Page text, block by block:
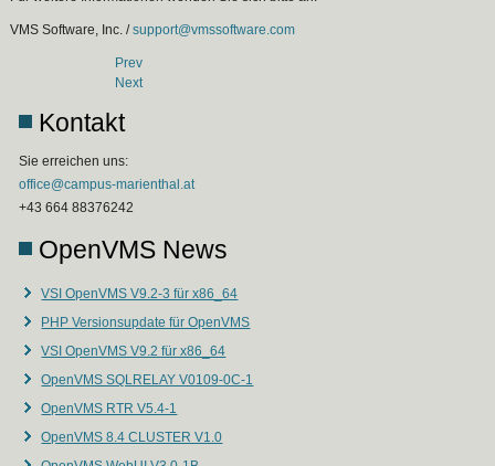
VMS Software, Inc. /support@vmssoftware.com
Prev
Next
Kontakt
Sie erreichen uns:
office@campus-marienthal.at
+43 664 88376242
OpenVMS News
VSI OpenVMS V9.2-3 für x86_64
PHP Versionsupdate für OpenVMS
VSI OpenVMS V9.2 für x86_64
OpenVMS SQLRELAY V0109-0C-1
OpenVMS RTR V5.4-1
OpenVMS 8.4 CLUSTER V1.0